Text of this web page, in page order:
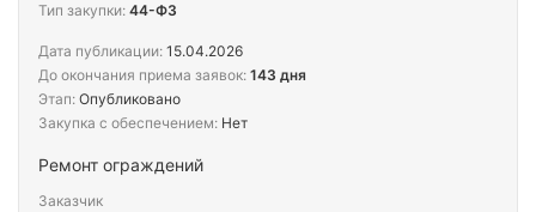
Ремонт ограждений
Заказчик
Тип закупки: 44-ФЗ
Дата публикации: 15.04.2026
До окончания приема заявок: 143 дня
Этап: Опубликовано
Закупка с обеспечением: Нет